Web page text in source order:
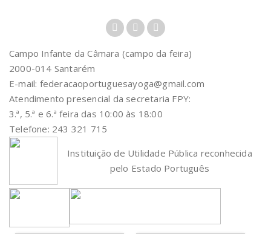
Campo Infante da Câmara (campo da feira)
2000-014 Santarém
E-mail: federacaoportuguesayoga@gmail.com
Atendimento presencial da secretaria FPY:
3.ª, 5.ª e 6.ª feira das 10:00 às 18:00
Telefone: 243 321 715
Instituição de Utilidade Pública reconhecida
pelo Estado Português